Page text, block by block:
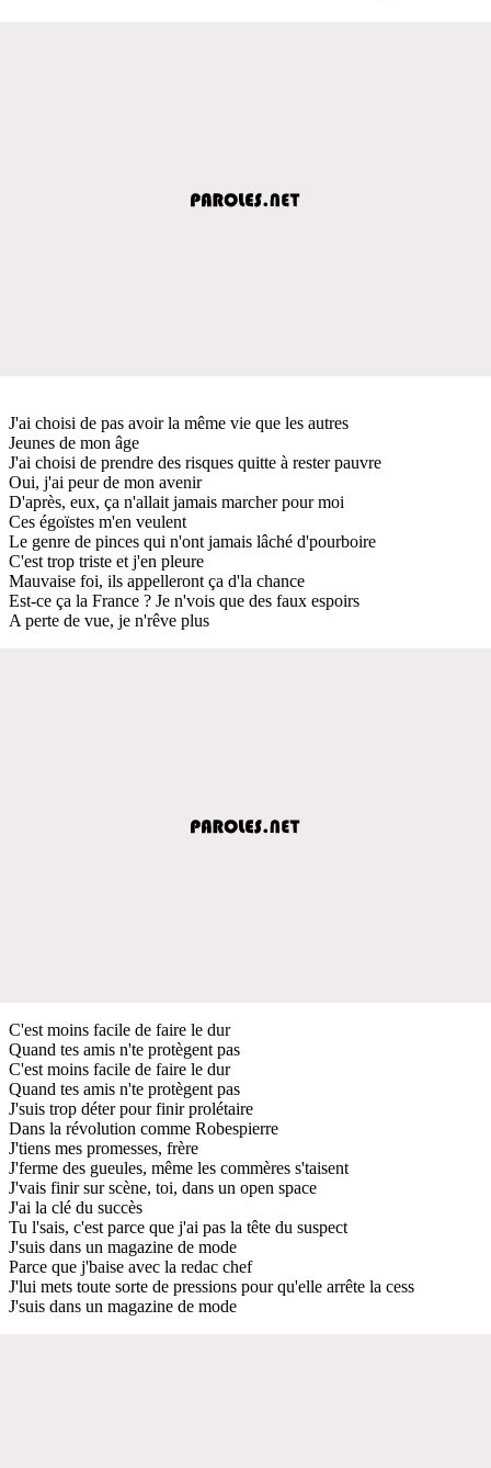
J'ai choisi de pas avoir la même vie que les autres
Jeunes de mon âge
J'ai choisi de prendre des risques quitte à rester pauvre
Oui, j'ai peur de mon avenir
D'après, eux, ça n'allait jamais marcher pour moi
Ces égoïstes m'en veulent
Le genre de pinces qui n'ont jamais lâché d'pourboire
C'est trop triste et j'en pleure
Mauvaise foi, ils appelleront ça d'la chance
Est-ce ça la France ? Je n'vois que des faux espoirs
A perte de vue, je n'rêve plus
C'est moins facile de faire le dur
Quand tes amis n'te protègent pas
C'est moins facile de faire le dur
Quand tes amis n'te protègent pas
J'suis trop déter pour finir prolétaire
Dans la révolution comme Robespierre
J'tiens mes promesses, frère
J'ferme des gueules, même les commères s'taisent
J'vais finir sur scène, toi, dans un open space
J'ai la clé du succès
Tu l'sais, c'est parce que j'ai pas la tête du suspect
J'suis dans un magazine de mode
Parce que j'baise avec la redac chef
J'lui mets toute sorte de pressions pour qu'elle arrête la cess
J'suis dans un magazine de mode